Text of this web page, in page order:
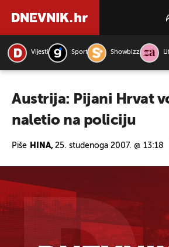
Vijesti Sport Showbizz
Austrija: Pijani Hrvat
naletio na policiju
Piše HINA, 25. studenoga 2007. @ 13:18
PRETRAŽITE VIJESTI